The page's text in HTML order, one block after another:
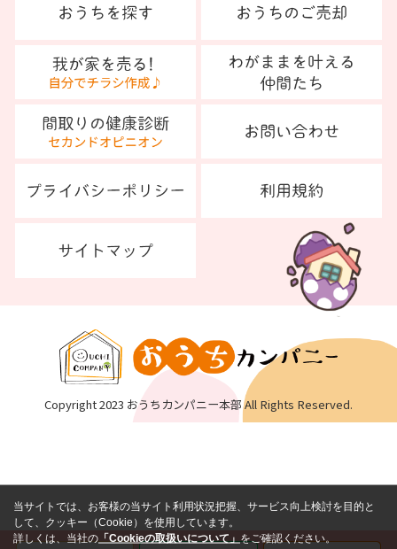
Copyright 2023 おうちカンパニー本部 All Rights Reserved.
当サイトでは、お客様の当サイト利用状況把握、サービス向上検討を目的と
して、クッキー（Cookie）を使用しています。
詳しくは、当社の 「Cookieの取扱いについて」をご確認ください。